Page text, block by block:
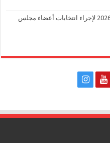
تحديد يوم 23 شتنبر 2026 لإجراء انتخابات أعضاء مجلس